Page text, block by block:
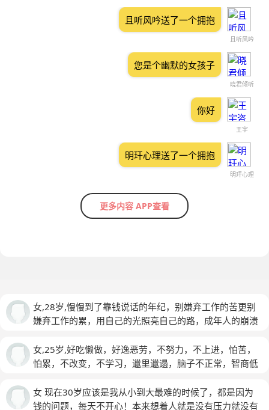
且听风吟
且听风吟送了一个拥抱
晓君倾听
您是个幽默的女孩子
王宇
你好
明玕心理
明玕心理送了一个拥抱
更多内容 APP查看
女,28岁,慢慢到了靠钱说话的年纪，别嫌弃工作的苦更别
嫌弃工作的累，用自己的光照亮自己的路，成年人的崩溃
感同身受，你可以消沉，也可以抱怨，甚至可以崩溃，但
一定要懂得治愈
女,25岁,好吃懒做，好逸恶劳，不努力，不上进，怕苦，
怕累，不改变，不学习，邋里邋遢，脑子不正常，智商低
臭，驼背，近视，龋齿，人丑心丑，生活巨婴，白痴，废
物，是不是我这种女人不应该活着？而且自卑懦弱胆小。
女 现在30岁应该是我从小到大最难的时候了，都是因为
钱的问题，每天不开心！本来想着人就是没有压力就没有